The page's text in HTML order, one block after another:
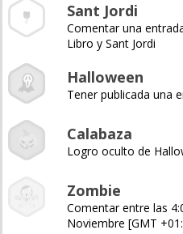
Sant Jordi
Comentar una
Libro y Sant Jordi
Halloween
Tener publicada una
Calabaza
Logro oculto de
Zombie
Comentar entre las
Noviembre [GMT